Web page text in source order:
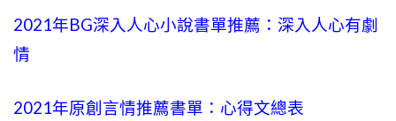
2021年BG深入人心小說書單推薦：深入人心有劇
情
2021年原創言情推薦書單：心得文總表